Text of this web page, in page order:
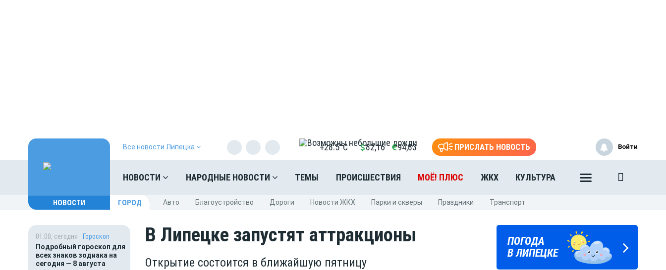
Все новости Липецка +28.5°C 82,16 94,83 ПРИСЛАТЬ НОВОСТЬ
НОВОСТИ НАРОДНЫЕ НОВОСТИ ТЕМЫ ПРОИСШЕСТВИЯ МОЁ! ПЛЮС ЖКХ КУЛЬТУРА
Войти
НОВОСТИ ГОРОД Авто Благоустройство Дороги Новости ЖКХ Парки и скверы Праздники Транспорт
01:00, сегодня
Гороскоп
Подробный гороскоп для
всех знаков зодиака на
сегодня — 8 августа
В Липецке запустят аттракционы
Открытие состоится в ближайшую пятницу
ПОГОДА
В ЛИПЕЦКЕ
ЛИПЕЦКИЕ
РЕАЛИИ
Новости Липецка и области
ГОРОСКОП
НА КАЖДЫЙ ДЕНЬ